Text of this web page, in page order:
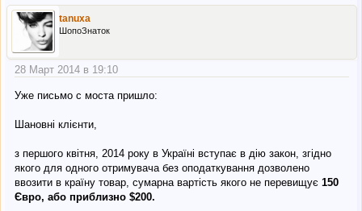
tanuxa
ШопоЗнаток
28 Март 2014 в 19:10
Уже письмо с моста пришло:
Шановні клієнти,
з першого квітня, 2014 року в Україні вступає в дію закон, згідно
якого для одного отримувача без оподаткування дозволено
ввозити в країну товар, сумарна вартість якого не перевищує 150
Євро, або приблизно $200.